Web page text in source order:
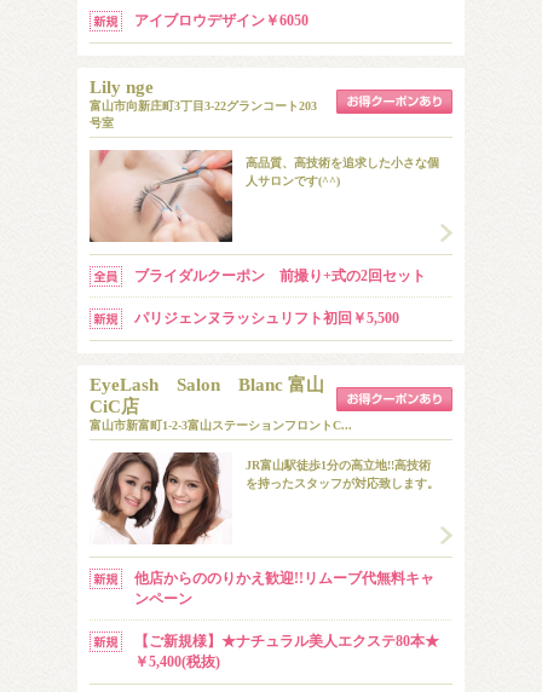
アイブロウデザイン￥6050
Lily nge
富山市向新庄町3丁目3-22グランコート203
号室
高品質、高技術を追求した小さな個
人サロンです(^^)
ブライダルクーポン 前撮り+式の2回セット
パリジェンヌラッシュリフト初回￥5,500
EyeLash Salon Blanc 富山
CiC店
富山市新富町1-2-3富山ステーションフロントC...
JR富山駅徒歩1分の高立地!!高技術
を持ったスタッフが対応致します。
他店からののりかえ歓迎!!リムーブ代無料キャ
ンペーン
【ご新規様】★ナチュラル美人エクステ80本★
￥5,400(税抜)